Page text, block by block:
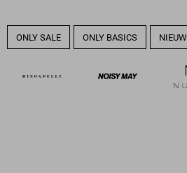
ONLY SALE ONLY BASICS NIEUW